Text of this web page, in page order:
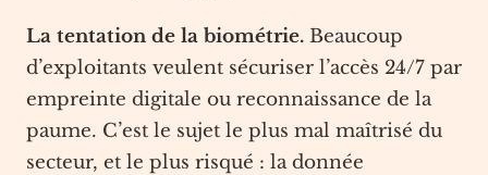
La tentation de la biométrie. Beaucoup
d’exploitants veulent sécuriser l’accès 24/7 par
empreinte digitale ou reconnaissance de la
paume. C’est le sujet le plus mal maîtrisé du
secteur, et le plus risqué : la donnée